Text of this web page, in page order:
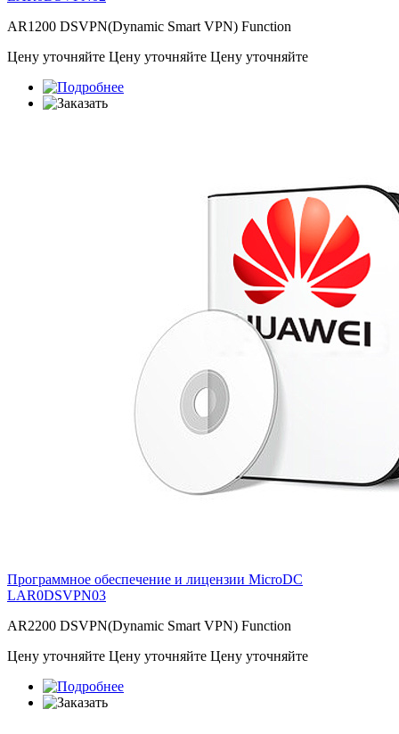
AR1200 DSVPN(Dynamic Smart VPN) Function
Цену уточняйте Цену уточняйте Цену уточняйте
Программное обеспечение и лицензии MicroDC
LAR0DSVPN03
AR2200 DSVPN(Dynamic Smart VPN) Function
Цену уточняйте Цену уточняйте Цену уточняйте